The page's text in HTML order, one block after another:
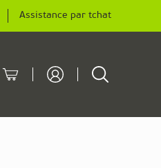
Assistance par tchat
Cart Rechercher